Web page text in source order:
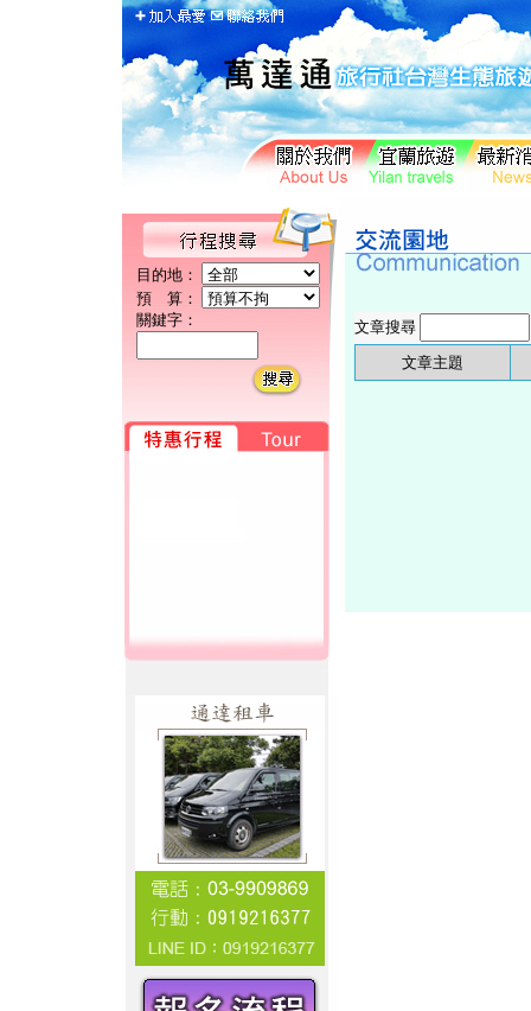
目的地：
預 算：
關鍵字：
文章搜尋
文章主題